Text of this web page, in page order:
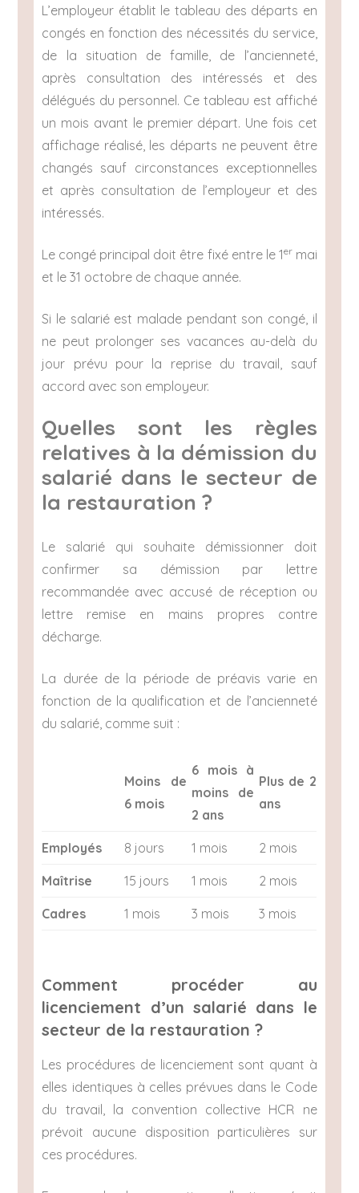
L’employeur établit le tableau des départs en
congés en fonction des nécessités du service,
de la situation de famille, de l’ancienneté,
après consultation des intéressés et des
délégués du personnel. Ce tableau est affiché
un mois avant le premier départ. Une fois cet
affichage réalisé, les départs ne peuvent être
changés sauf circonstances exceptionnelles
et après consultation de l’employeur et des
intéressés.
Le congé principal doit être fixé entre le 1ermai
et le 31 octobre de chaque année.
Si le salarié est malade pendant son congé, il
ne peut prolonger ses vacances au-delà du
jour prévu pour la reprise du travail, sauf
accord avec son employeur.
Quelles sont les règles
relatives à la démission du
salarié dans le secteur de
la restauration ?
Le salarié qui souhaite démissionner doit
confirmer sa démission par lettre
recommandée avec accusé de réception ou
lettre remise en mains propres contre
décharge.
La durée de la période de préavis varie en
fonction de la qualification et de l’ancienneté
du salarié, comme suit :
Moins de
6 mois
6 mois à
moins de
2 ans
Plus de 2
ans
Employés 8 jours 1 mois 2 mois
Maîtrise 15 jours 1 mois 2 mois
Cadres 1 mois 3 mois 3 mois
Comment procéder au
licenciement d’un salarié dans le
secteur de la restauration ?
Les procédures de licenciement sont quant à
elles identiques à celles prévues dans le Code
du travail, la convention collective HCR ne
prévoit aucune disposition particulières sur
ces procédures.